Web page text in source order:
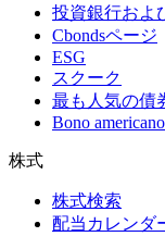
投資銀行およ
Cbondsページ
ESG
スクーク
最も人気の債
Bono
株式
株式検索
配当カレンダ